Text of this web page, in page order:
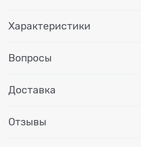
Характеристики
Вопросы
Доставка
Отзывы